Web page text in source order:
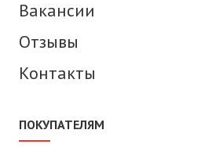
Вакансии
Отзывы
Контакты
ПОКУПАТЕЛЯМ